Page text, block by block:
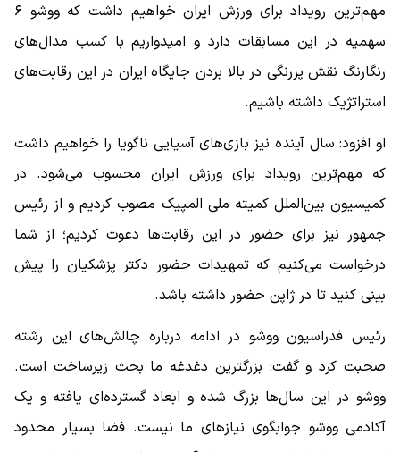
مهم‌ترین رویداد برای ورزش ایران خواهیم داشت که ووشو ۶
سهمیه در این مسابقات دارد و امیدواریم با کسب مدال‌های
رنگارنگ نقش پررنگی در بالا بردن جایگاه ایران در این رقابت‌های
استراتژیک داشته باشیم.
او افزود: سال آینده نیز بازی‌های آسیایی ناگویا را خواهیم داشت
که مهم‌ترین رویداد برای ورزش ایران محسوب می‌شود. در
کمیسیون بین‌الملل کمیته ملی المپیک مصوب کردیم و از رئیس
جمهور نیز برای حضور در این رقابت‌ها دعوت کردیم؛ از شما
درخواست می‌کنیم که تمهیدات حضور دکتر پزشکیان را پیش
بینی کنید تا در ژاپن حضور داشته باشد.
رئیس فدراسیون ووشو در ادامه درباره چالش‌های این رشته
صحبت کرد و گفت: بزرگترین دغدغه ما بحث زیرساخت است.
ووشو در این سال‌ها بزرگ شده و ابعاد گسترده‌ای یافته و یک
آکادمی ووشو جوابگوی نیازهای ما نیست. فضا بسیار محدود